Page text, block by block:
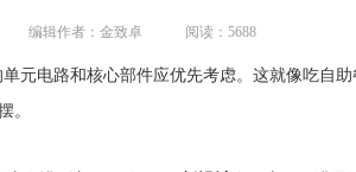
编辑作者：金致卓 阅读：5688
元电路和核心部件应优先考虑。这就像吃自
。